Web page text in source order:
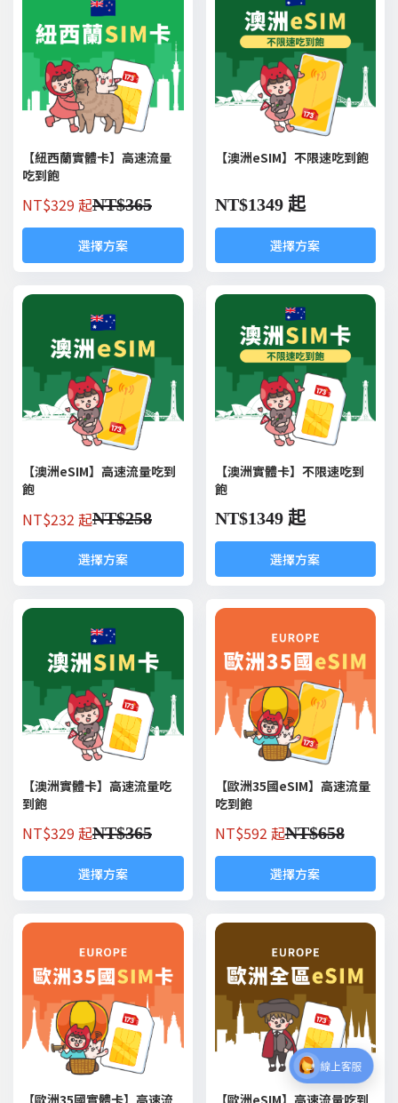
【紐西蘭實體卡】高速流量
吃到飽
NT$329 起NT$365
選擇方案
【澳洲eSIM】不限速吃到飽
NT$1349 起
選擇方案
【澳洲eSIM】高速流量吃到
飽
NT$232 起NT$258
選擇方案
【澳洲實體卡】不限速吃到
飽
NT$1349 起
選擇方案
【澳洲實體卡】高速流量吃
到飽
NT$329 起NT$365
選擇方案
【歐洲35國eSIM】高速流量
吃到飽
NT$592 起NT$658
選擇方案
線上客服